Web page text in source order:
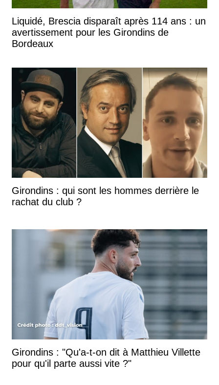
Liquidé, Brescia disparaît après 114 ans : un
avertissement pour les Girondins de
Bordeaux
Girondins : qui sont les hommes derrière le
rachat du club ?
Girondins : "Qu'a-t-on dit à Matthieu Villette
pour qu'il parte aussi vite ?"